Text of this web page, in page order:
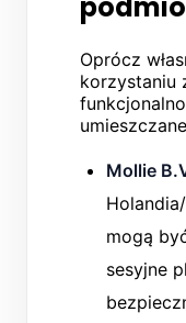
Oprócz
korzystaniu
Mollie
mogą
sesyjne